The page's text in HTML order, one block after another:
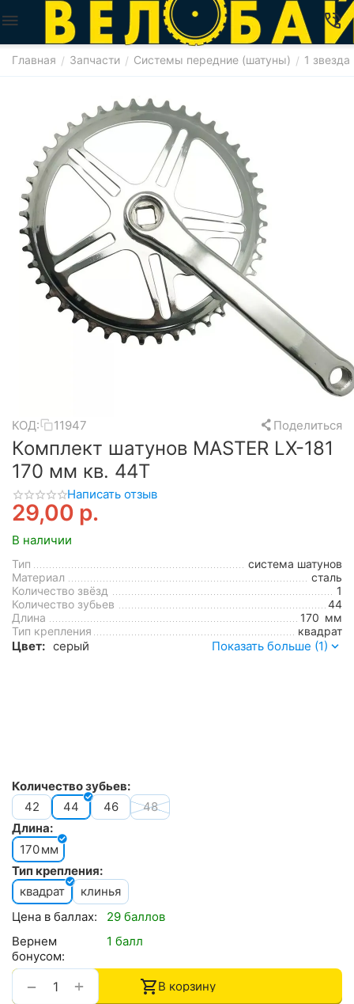
Главная / Запчасти / Системы передние (шатуны) / 1 звезда
КОД: 11947 Поделиться
Комплект шатунов MASTER LX-181
170 мм кв. 44Т
Написать отзыв
29,00 р.
В наличии
Тип
система шатунов
Материал
сталь
Количество звёзд
1
Количество зубьев
44
Длина
170 мм
Тип крепления
квадрат
Цвет: серый Показать больше (1)
Количество зубьев:
42
44 46
48
Длина:
170мм
Тип крепления:
квадрат
клинья
Цена в баллах:
29 баллов
Вернем
бонусом:
1 балл
+
−
В корзину